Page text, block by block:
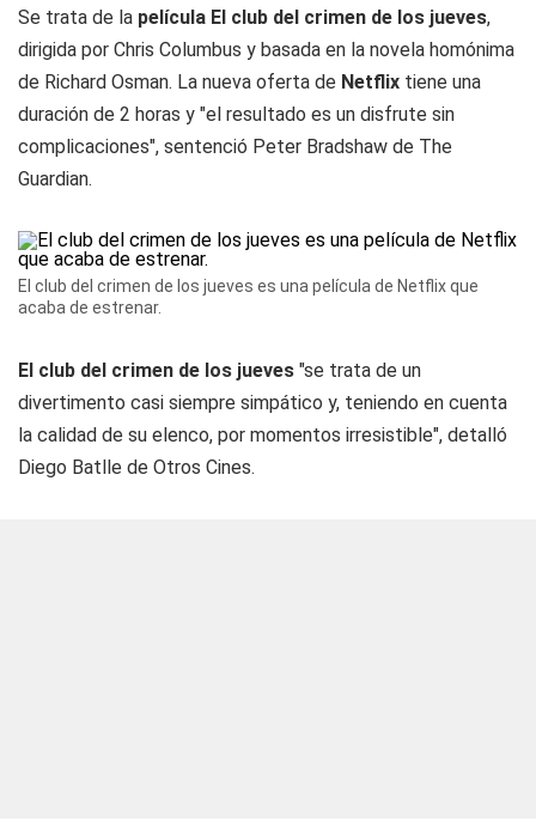
Se trata de la película El club del crimen de los jueves,
dirigida por Chris Columbus y basada en la novela homónima
de Richard Osman. La nueva oferta de Netflix tiene una
duración de 2 horas y "el resultado es un disfrute sin
complicaciones", sentenció Peter Bradshaw de The
Guardian.
El club del crimen de los jueves es una película de Netflix que
acaba de estrenar.
El club del crimen de los jueves "se trata de un
divertimento casi siempre simpático y, teniendo en cuenta
la calidad de su elenco, por momentos irresistible", detalló
Diego Batlle de Otros Cines.